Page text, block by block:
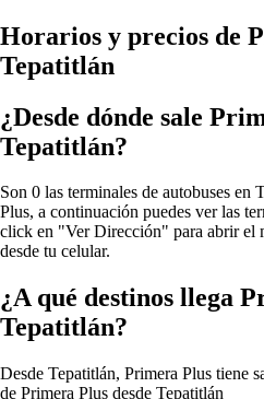
Horarios y precios de
Tepatitlán
¿Desde dónde sale
Tepatitlán?
Son 0 las terminales de autobuses en
Plus, a continuación puedes ver las
click en "Ver Dirección" para abrir el
desde tu celular.
¿A qué destinos llega
Tepatitlán?
Desde Tepatitlán, Primera Plus tiene
de Primera Plus desde Tepatitlán